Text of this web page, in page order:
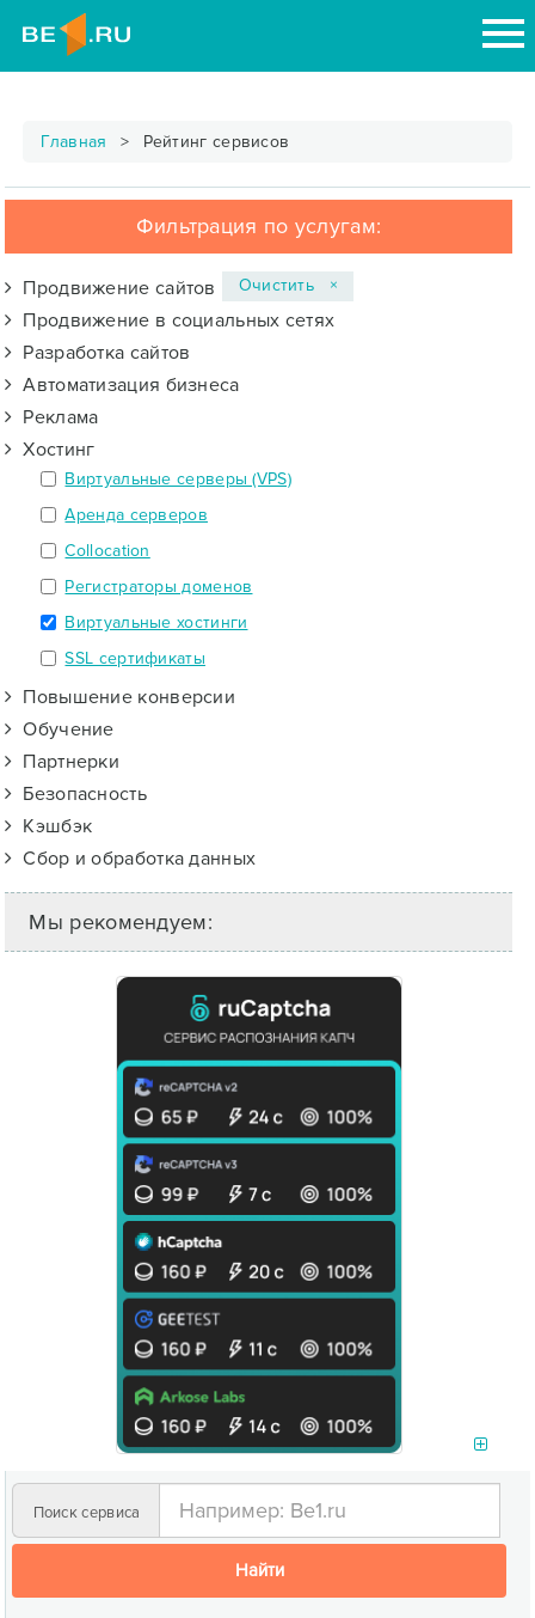
Главная Рейтинг сервисов
Фильтрация по услугам:
Продвижение сайтов
Продвижение в социальных сетях
Разработка сайтов
Автоматизация бизнеса
Реклама
Хостинг
Виртуальные серверы (VPS)
Аренда серверов
Collocation
Регистраторы доменов
Виртуальные хостинги
SSL сертификаты
Повышение конверсии
Обучение
Партнерки
Безопасность
Кэшбэк
Сбор и обработка данных
Очистить ×
Мы рекомендуем:
Поиск сервиса
Найти